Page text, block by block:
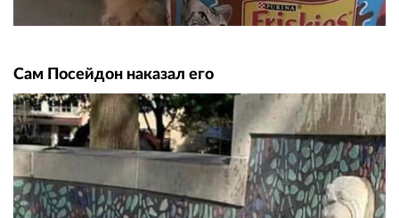
Сам Посейдон наказал его